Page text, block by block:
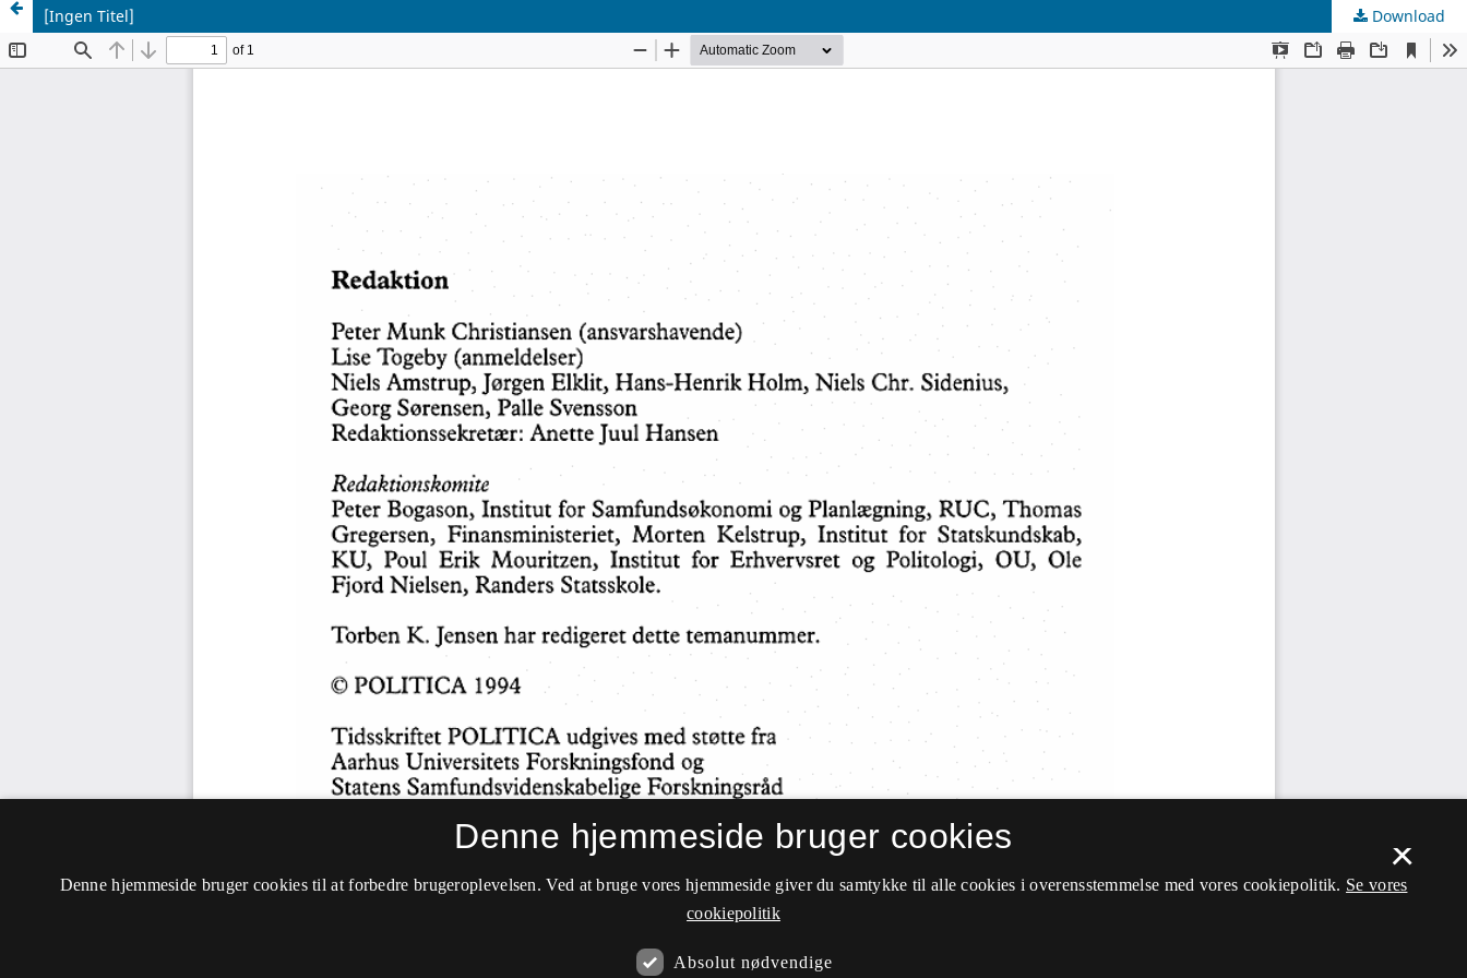
[Ingen Titel] Download
×
Denne hjemmeside bruger cookies
Denne hjemmeside bruger cookies til at forbedre brugeroplevelsen. Ved at bruge vores hjemmeside giver du samtykke til alle cookies i overensstemmelse med vores cookiepolitik. Se vores
cookiepolitik
Absolut nødvendige